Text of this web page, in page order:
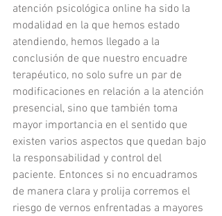
atención psicológica online ha sido la
modalidad en la que hemos estado
atendiendo, hemos llegado a la
conclusión de que nuestro encuadre
terapéutico, no solo sufre un par de
modificaciones en relación a la atención
presencial, sino que también toma
mayor importancia en el sentido que
existen varios aspectos que quedan bajo
la responsabilidad y control del
paciente. Entonces si no encuadramos
de manera clara y prolija corremos el
riesgo de vernos enfrentadas a mayores